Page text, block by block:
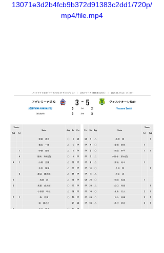
13071e3d2b4fcb9b372d91383c2dd1/720p/
mp4/file.mp4